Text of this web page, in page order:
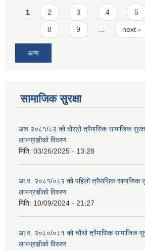
Pages
1 2 3 4 5
8 9 … next ›
अन्य
सामाजिक सुरक्षा
आव २०८१/८२ को दोस्रो त्रैमासिक सामाजिक सुरक्षा
लाभग्राहीको विवरण
मिति: 03/26/2025 - 13:28
आ.व. २०८१/०८२ को पहिलो त्रैमासिक सामाजिक
लाभग्राहीको विवरण
मिति: 10/09/2024 - 21:27
आ.व. २०८०/०८१ को चौथो त्रैमासिक सामाजिक
लाभग्राहीको विवरण